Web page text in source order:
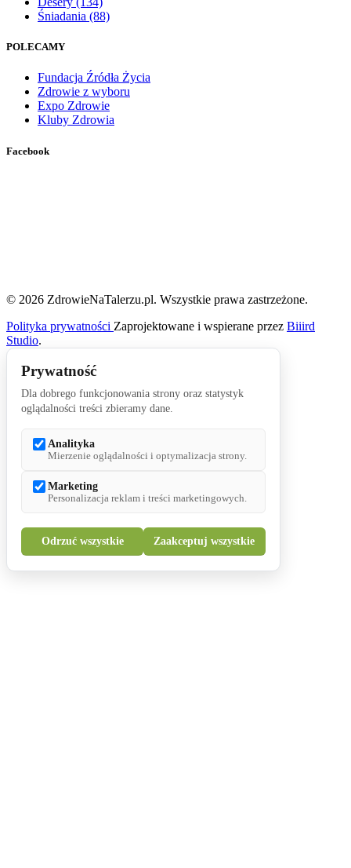
Śniadania (88)
POLECAMY
Fundacja Źródła Życia
Zdrowie z wyboru
Expo Zdrowie
Kluby Zdrowia
Facebook
© 2026 ZdrowieNaTalerzu.pl. Wszystkie prawa zastrzeżone.
Polityka prywatności Zaprojektowane i wspierane przez Biiird
Studio.
Prywatność
Dla dobrego funkcjonowania strony oraz statystyk
oglądalności treści zbieramy dane.
Analityka
Mierzenie oglądalności i optymalizacja strony.
Marketing
Personalizacja reklam i treści marketingowych.
Odrzuć wszystkie Zaakceptuj wszystkie